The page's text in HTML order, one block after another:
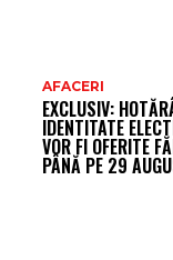
AFACERI
EXCLUSIV:
IDENTITATE
VOR FI OFERITE
PÂNĂ PE 29